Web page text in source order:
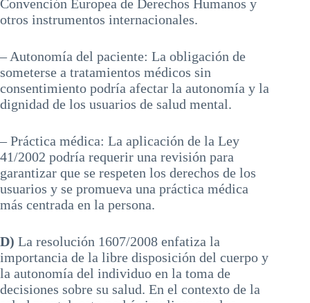
Convención Europea de Derechos Humanos y
otros instrumentos internacionales.
– Autonomía del paciente: La obligación de
someterse a tratamientos médicos sin
consentimiento podría afectar la autonomía y la
dignidad de los usuarios de salud mental.
– Práctica médica: La aplicación de la Ley
41/2002 podría requerir una revisión para
garantizar que se respeten los derechos de los
usuarios y se promueva una práctica médica
más centrada en la persona.
D) La resolución 1607/2008 enfatiza la
importancia de la libre disposición del cuerpo y
la autonomía del individuo en la toma de
decisiones sobre su salud. En el contexto de la